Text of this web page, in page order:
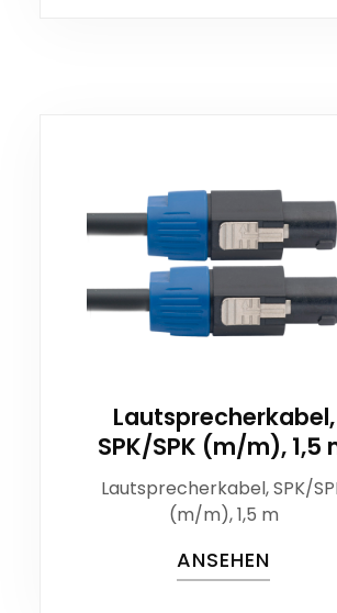
Lautsprecherkabel,
SPK/SPK (m/m), 1,5
Lautsprecherkabel, SPK/
(m/m), 1,5 m
ANSEHEN